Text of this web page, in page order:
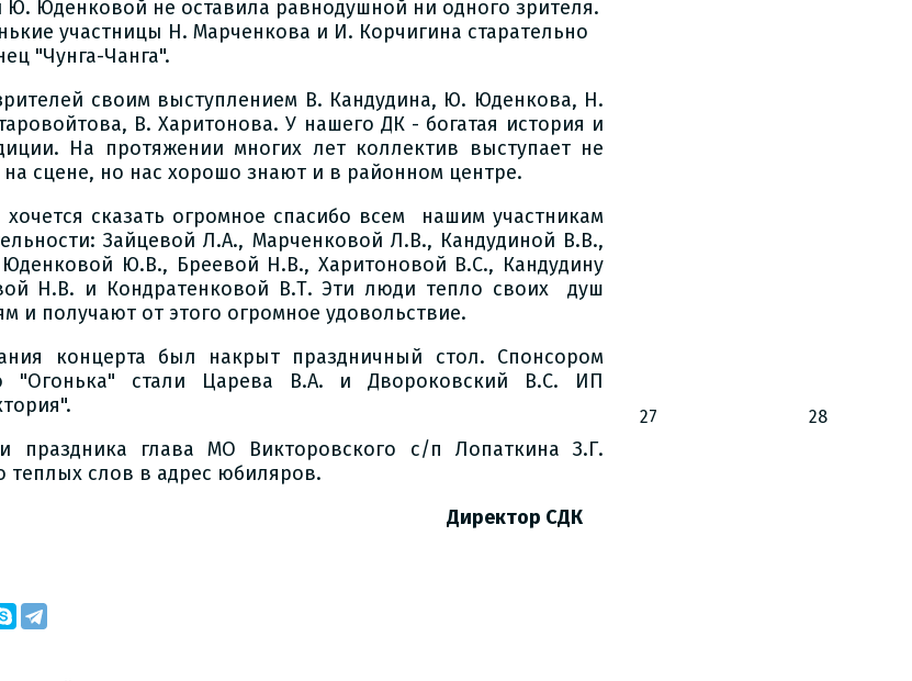
Ю. Юденковой не оставила равнодушной ни одного зрителя.
участницы Н. Марченкова и И. Корчигина старательно
"Чунга-Чанга".
своим выступлением В. Кандудина, Ю. Юденкова, Н.
В. Харитонова. У нашего ДК - богатая история и
На протяжении многих лет коллектив выступает не
на сцене, но нас хорошо знают и в районном центре.
сказать огромное спасибо всем нашим участникам
Зайцевой Л.А., Марченковой Л.В., Кандудиной В.В.,
Юденковой Ю.В., Бреевой Н.В., Харитоновой В.С., Кандудину
Н.В. и Кондратенковой В.Т. Эти люди тепло своих душ
и получают от этого огромное удовольствие.
концерта был накрыт праздничный стол. Спонсором
"Огонька" стали Царева В.А. и Двороковский В.С. ИП
праздника глава МО Викторовского с/п Лопаткина З.Г.
теплых слов в адрес юбиляров.
СДК
27 28